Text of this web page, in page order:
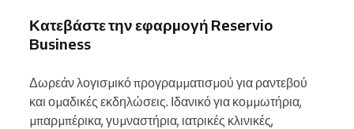
Κατεβάστε την εφαρμογή Reservio
Business
Δωρεάν λογισμικό προγραμματισμού για ραντεβού
και ομαδικές εκδηλώσεις. Ιδανικό για κομμωτήρια,
μπαρμπέρικα, γυμναστήρια, ιατρικές κλινικές,